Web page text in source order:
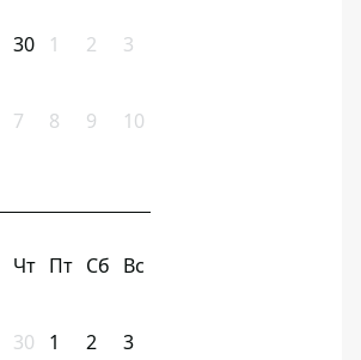
30 1 2 3
7 8 9 10
Чт Пт Сб Вс
30 1 2 3